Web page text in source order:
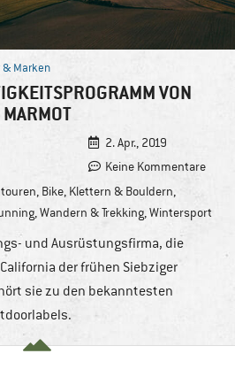
Marken
VON
MARMOT
2. Apr., 2019
Keine Kommentare
, Bike, Klettern & Bouldern,
,Wandern & Trekking,Wintersport
und Ausrüstungsfirma, die
der frühen Siebziger
sie zu den bekanntesten